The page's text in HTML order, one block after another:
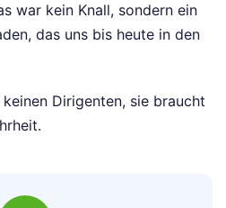
war kein Knall, sondern ein
das uns bis heute in den
Dirigenten, sie braucht